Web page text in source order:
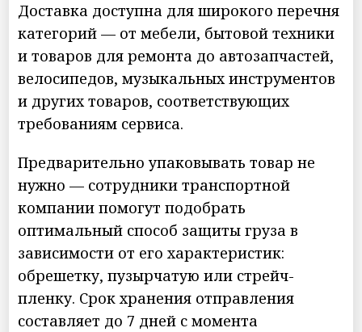
Доставка доступна для широкого перечня
категорий — от мебели, бытовой техники
и товаров для ремонта до автозапчастей,
велосипедов, музыкальных инструментов
и других товаров, соответствующих
требованиям сервиса.
Предварительно упаковывать товар не
нужно — сотрудники транспортной
компании помогут подобрать
оптимальный способ защиты груза в
зависимости от его характеристик:
обрешетку, пузырчатую или стрейч-
пленку. Срок хранения отправления
составляет до 7 дней с момента